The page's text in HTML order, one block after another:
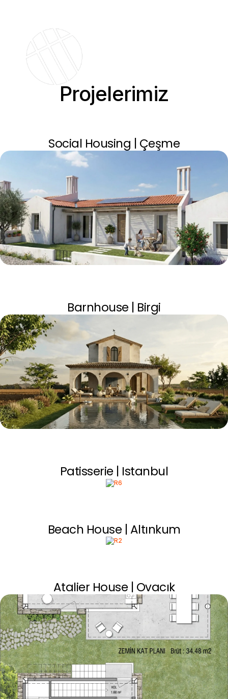
Projelerimiz
Social Housing | Çeşme
Barnhouse | Birgi
Patisserie | Istanbul
Beach House | Altınkum
Atalier House | Ovacık